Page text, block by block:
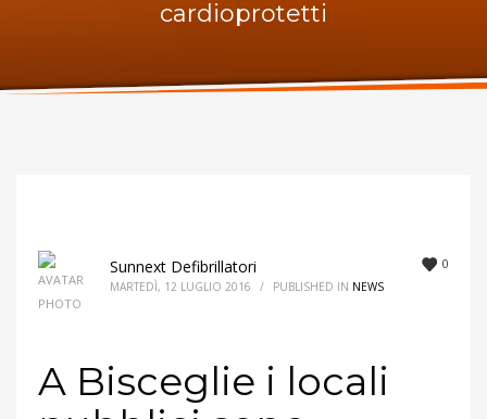
ORARI UFFICIO
Martedi:9am – 6pm
cardioprotetti
0
Sunnext Defibrillatori
MARTEDÌ, 12 LUGLIO 2016 / PUBLISHED IN NEWS
A Bisceglie i locali